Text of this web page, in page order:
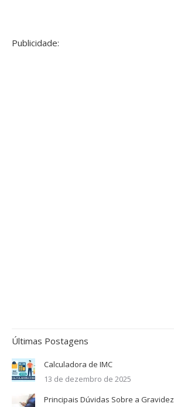
Publicidade:
Últimas Postagens
Calculadora de IMC
13 de dezembro de 2025
Principais Dúvidas Sobre a Gravidez